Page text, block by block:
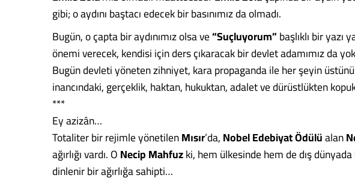
gibi; o aydını baştacı edecek bir basınımız da olmadı.
Bugün, o çapta bir aydınımız olsa ve“Suçluyorum”başlıklı bir yazı
önemi verecek, kendisi için ders çıkaracak bir devlet adamımız da
Bugün devleti yöneten zihniyet, kara propaganda ile her şeyin
inancındaki, gerçeklik, haktan, hukuktan, adalet ve dürüstlükten
***
Ey azizân…
Totaliter bir rejimle yönetilenMısır’da,Nobel Edebiyat Ödülüalan
ağırlığı vardı. ONecip Mahfuzki, hem ülkesinde hem de dış dünyada
dinlenir bir ağırlığa sahipti…